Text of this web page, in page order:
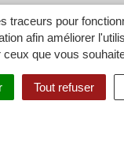
traceurs pour
afin améliorer
ceux que vous
Tout refuser
Plan du site
de
Crédits